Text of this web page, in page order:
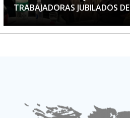
TRABAJADORAS JUBILADOS DE
APTA